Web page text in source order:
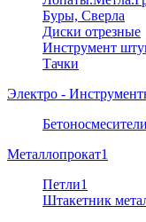
Буры, Сверла
Диски отрезные
Инструмент
Тачки
Электро -
Бетоносмесители
Металлопрокат1
Петли1
Штакетник